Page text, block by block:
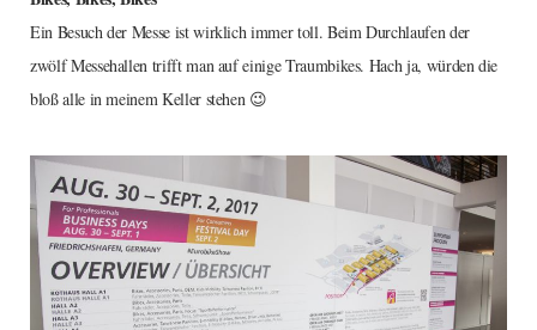
Ein Besuch der Messe ist wirklich immer toll. Beim Durchlaufen der
zwölf Messehallen trifft man auf einige Traumbikes. Hach ja, würden die
bloß alle in meinem Keller stehen 😉